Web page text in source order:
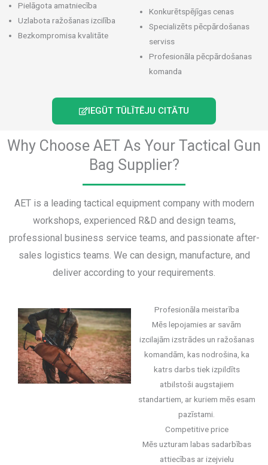
Pielāgota amatniecība
Uzlabota ražošanas izcilība
Bezkompromisa kvalitāte
Konkurētspējīgas cenas
Specializēts pēcpārdošanas
serviss
Profesionāla pēcpārdošanas
komanda
IEGŪT TŪLĪTĒJU CITĀTU
Why Choose AET As Your Tactical Gun
Bag Supplier?
AET is a leading tactical equipment company with modern
workshops, experienced R&D and design teams,
professional business service teams, and passionate after-
sales logistics teams. We can design, manufacture, and
deliver according to your requirements.
Profesionāla meistarība
Mēs lepojamies ar savām
izcilajām izstrādes un ražošanas
komandām, kas nodrošina, ka
katrs darbs tiek izpildīts
atbilstoši augstajiem
standartiem, ar kuriem mēs esam
pazīstami.
Competitive price
Mēs uzturam labas sadarbības
attiecības ar izejvielu